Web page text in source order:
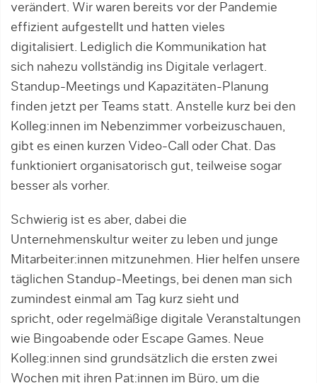
verändert. Wir waren bereits vor der Pandemie
effizient aufgestellt und hatten vieles
digitalisiert. Lediglich die Kommunikation hat
sich nahezu vollständig ins Digitale verlagert.
Standup-Meetings und Kapazitäten-Planung
finden jetzt per Teams statt. Anstelle kurz bei den
Kolleg:innen im Nebenzimmer vorbeizuschauen,
gibt es einen kurzen Video-Call oder Chat. Das
funktioniert organisatorisch gut, teilweise sogar
besser als vorher.
Schwierig ist es aber, dabei die
Unternehmenskultur weiter zu leben und junge
Mitarbeiter:innen mitzunehmen. Hier helfen unsere
täglichen Standup-Meetings, bei denen man sich
zumindest einmal am Tag kurz sieht und
spricht, oder regelmäßige digitale Veranstaltungen
wie Bingoabende oder Escape Games. Neue
Kolleg:innen sind grundsätzlich die ersten zwei
Wochen mit ihren Pat:innen im Büro, um die